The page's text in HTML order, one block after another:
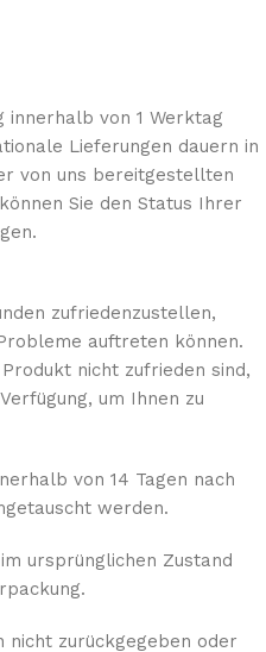
von 1 Werktag
Lieferungen dauern in
von uns bereitgestellten
Sie den Status Ihrer
zufriedenzustellen,
auftreten können.
nicht zufrieden sind,
um Ihnen zu
von 14 Tagen nach
werden.
ursprünglichen Zustand
zurückgegeben oder